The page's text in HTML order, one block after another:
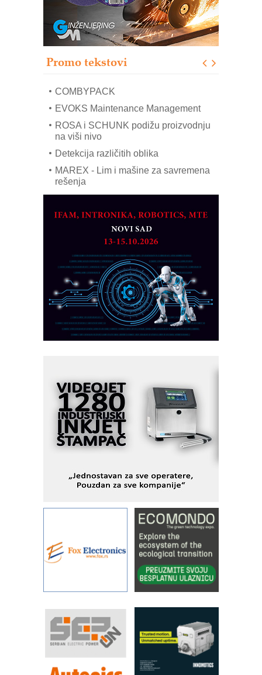
Promo tekstovi
solarnim elektranama i vetroparkovima
Pranje točkova na gradilištu- standard
modernog i odgovornog građenja
mrežnog pretvarača sa tečnim
COMBYPACK
EVOKS Maintenance Management
ROSA i SCHUNK podižu proizvodnju
na viši nivo
Detekcija različitih oblika
MAREX - Lim i mašine za savremena
rešenja
partner
CTO - Prilagodite svoju toplinsku
Razvoj asortimanskog pravca MINI-
PLC AKYTEC
AUKOM: Svetski standard metrologije
dostupan u Srbiji
MOTOMAN – NEXT-Robotika vođena
veštačkom inteligencijom
I.SAFE MOBILE revolucioniše
Fleksibilno stezanje i brzo
podešavanje u proizvodnji prototipova
KIP KOP – napredna rešenja za
savremene industrijske i logističke
objekte
Alba d.o.o. – 35 godina preciznosti u
IBeRTIM - oprema za ispitivanje
STAUFF – Komponente koje
povećavaju pouzdanost hidrauličkih
YAMADA pumpe – japanska
pouzdanost u transferu fluida
Filtration Group Industrial – Napredna
rešenja za filtraciju u hidrauličkim i
RILINEX kompanije Rittal
FANUC: Najbolje za vašu pametnu
automatizaciju
Efikasno upravljanje energijom